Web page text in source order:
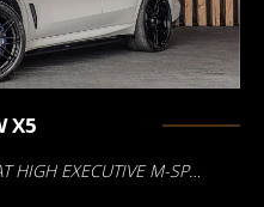
X5
XDRIVE45E 394PK AUTOMAAT HIGH EXECUTIVE M-SPORT